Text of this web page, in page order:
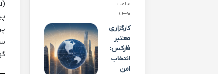
ساعت
پیش
کارگزاری
معتبر
فارکس:
انتخاب
امن